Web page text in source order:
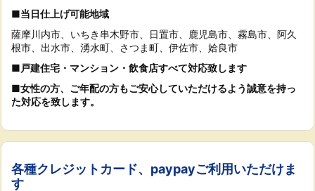
■当日仕上げ可能地域
薩摩川内市、いちき串木野市、日置市、鹿児島市、霧島市、阿久
根市、出水市、湧水町、さつま町、伊佐市、姶良市
■戸建住宅・マンション・飲食店すべて対応致します
■女性の方、ご年配の方もご安心していただけるよう誠意を持っ
た対応を致します。
各種クレジットカード、paypayご利用いただけま
す